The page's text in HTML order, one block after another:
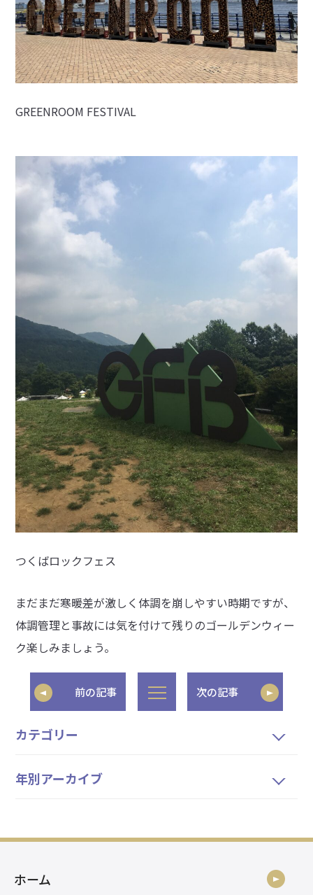
GREENROOM FESTIVAL
つくばロックフェス
まだまだ寒暖差が激しく体調を崩しやすい時期ですが、
体調管理と事故には気を付けて残りのゴールデンウィー
ク楽しみましょう。
前の記事 次の記事
カテゴリー
年別アーカイブ
ホーム